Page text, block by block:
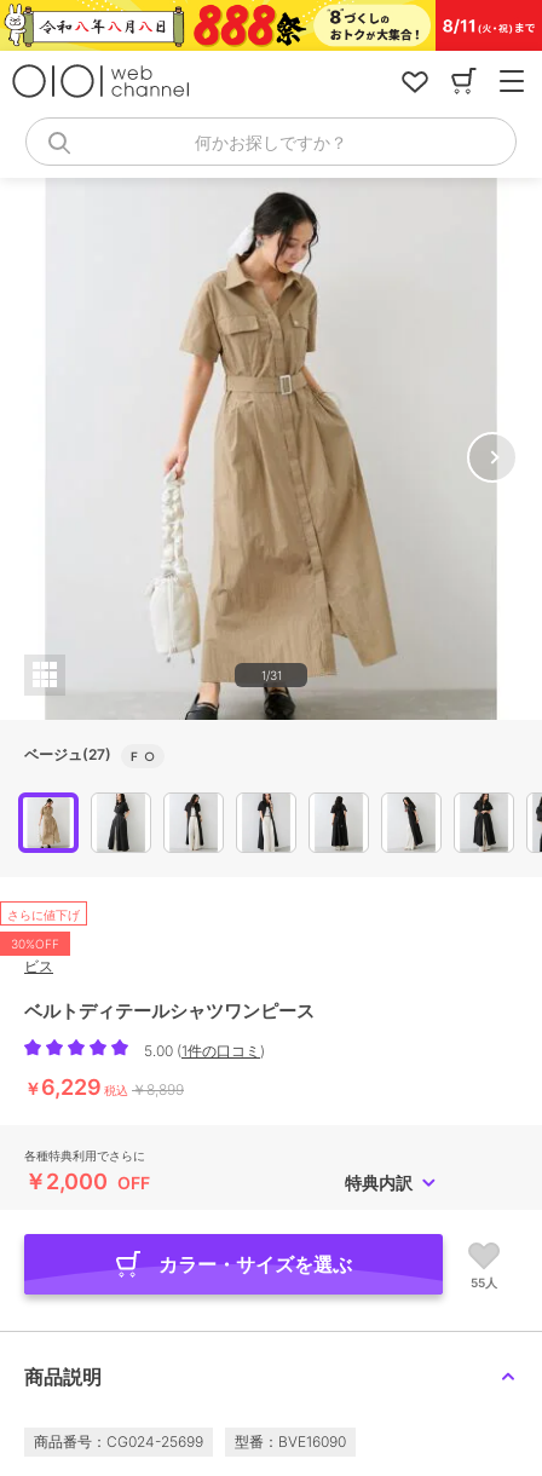
コ
ン
何かお探しですか？
1/31
ベージュ(27) F ○
さらに値下げ
30%OFF
ビス
ベルトディテールシャツワンピース
5.00 (1件の口コミ )
￥6,229 税込 ￥8,899
各種特典利用でさらに
￥2,000 OFF 特典内訳
カラー・サイズを選ぶ
55人
商品説明
商品番号：CG024-25699 型番：BVE16090